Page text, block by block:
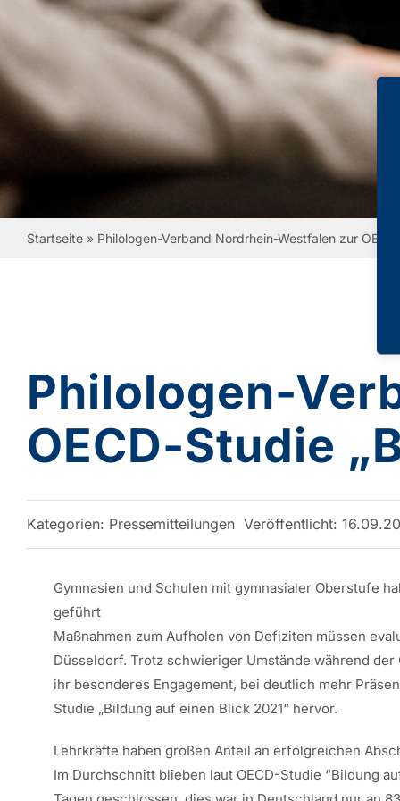
Startseite» Philologen-Verband Nordrhein-Westfalen zur
Philologen-
OECD-Studie
Kategorien: Pressemitteilungen Veröffentlicht:
Gymnasien und Schulen mit gymnasialer Oberstufe
geführt
Maßnahmen zum Aufholen von Defiziten müssen
Düsseldorf. Trotz schwieriger Umstände während
ihr besonderes Engagement, bei deutlich mehr
Studie „Bildung auf einen Blick 2021“ hervor.
Lehrkräfte haben großen Anteil an erfolgreichen
Im Durchschnitt blieben laut OECD-Studie “Bildung